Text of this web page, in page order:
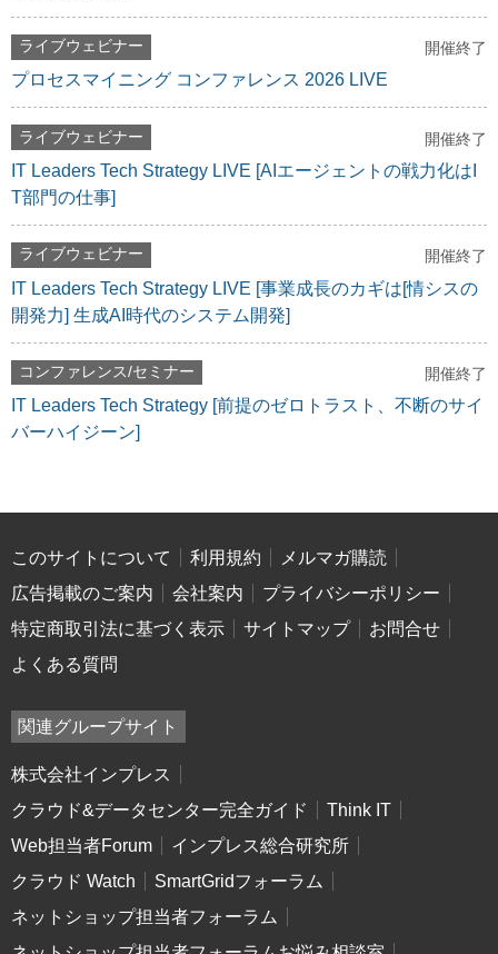
ライブウェビナー 開催終了
プロセスマイニング コンファレンス 2026 LIVE
ライブウェビナー 開催終了
IT Leaders Tech Strategy LIVE [AIエージェントの戦力化はI
T部門の仕事]
ライブウェビナー 開催終了
IT Leaders Tech Strategy LIVE [事業成長のカギは[情シスの
開発力] 生成AI時代のシステム開発]
コンファレンス/セミナー 開催終了
IT Leaders Tech Strategy [前提のゼロトラスト、不断のサイ
バーハイジーン]
このサイトについて 利用規約
メルマガ購読
広告掲載のご案内
会社案内
プライバシーポリシー
特定商取引法に基づく表示
サイトマップ
お問合せ
よくある質問
関連グループサイト
株式会社インプレス
クラウド&データセンター完全ガイド
Think IT
Web担当者Forum
インプレス総合研究所
クラウド Watch
SmartGridフォーラム
ネットショップ担当者フォーラム